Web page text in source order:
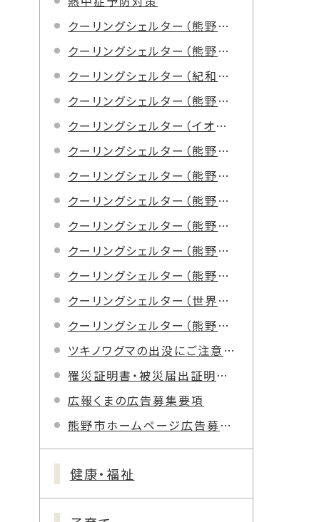
クーリングシェルター（熊野市役所庁舎）
クーリングシェルター（熊野市クリーンセンター）
クーリングシェルター（紀和コミュニティセンター）
クーリングシェルター（熊野市保健福祉センター）
クーリングシェルター（イオン熊野店）
クーリングシェルター（熊野古道おもてなし館）
クーリングシェルター（熊野市観光案内所）
クーリングシェルター（熊野市高齢者生活福祉センター）
クーリングシェルター（熊野市民会館）
クーリングシェルター（熊野市立図書館）
クーリングシェルター（熊野市文化交流センター）
クーリングシェルター（世界遺産熊野古道館）
クーリングシェルター（熊野市飛鳥・五郷デイサービスセンター）
ツキノワグマの出没にご注意ください
罹災証明書・被災届出証明書の申請について
広報くまの広告募集要項
熊野市ホームページ広告募集要項
健康・福祉